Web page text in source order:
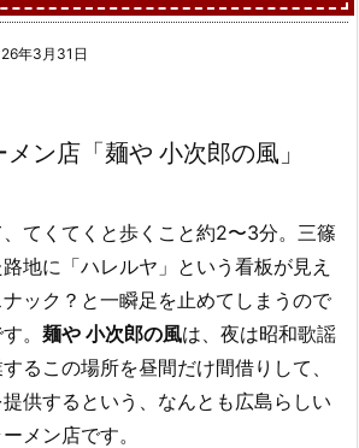
年3月31日
ン店「麺や 小次郎の風」
てくてくと歩くこと約2〜3分。三篠
地に「ハレルヤ」という看板が見え
ック？と一瞬足を止めてしまうので
。 麺や 小次郎の風は、夜は昭和歌謡
るこの場所を昼間だけ間借りして、
供するという、なんとも広島らしい
メン店です。